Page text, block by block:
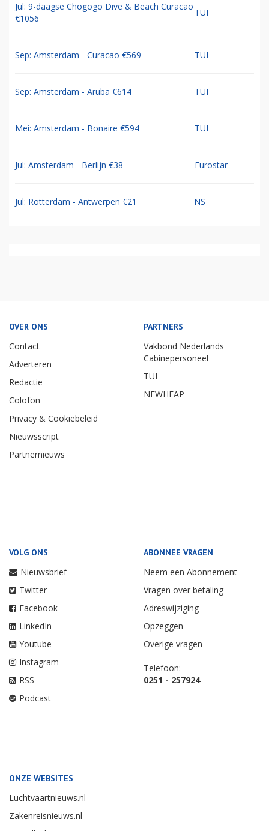
Jul: 9-daagse Chogogo Dive & Beach Curacao
€1056
TUI
Sep: Amsterdam - Curacao €569 TUI
Sep: Amsterdam - Aruba €614 TUI
Mei: Amsterdam - Bonaire €594 TUI
Jul: Amsterdam - Berlijn €38 Eurostar
Jul: Rotterdam - Antwerpen €21 NS
OVER ONS
Contact
Adverteren
Redactie
Colofon
Privacy & Cookiebeleid
Nieuwsscript
Partnernieuws
PARTNERS
Vakbond Nederlands
Cabinepersoneel
TUI
NEWHEAP
VOLG ONS
Nieuwsbrief
Twitter
Facebook
LinkedIn
Youtube
Instagram
RSS
Podcast
ABONNEE VRAGEN
Neem een Abonnement
Vragen over betaling
Adreswijziging
Opzeggen
Overige vragen
Telefoon:
0251 - 257924
ONZE WEBSITES
Luchtvaartnieuws.nl
Zakenreisnieuws.nl